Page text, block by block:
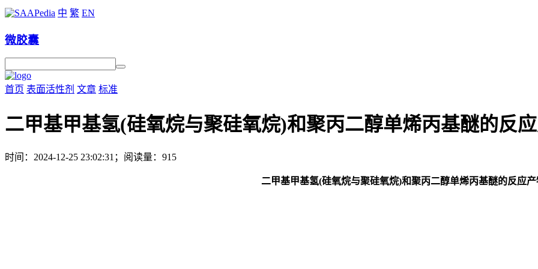
中 繁 EN
微胶囊
首页 表面活性剂 文章 标准
二甲基甲基氢(硅氧烷与聚硅氧烷)和聚丙二醇单烯丙基醚的反
时间：2024-12-25 23:02:31；阅读量：915
二甲基甲基氢(硅氧烷与聚硅氧烷)和聚丙二醇单烯丙基醚的反应产